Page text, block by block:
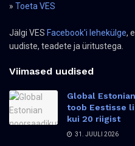
» Toeta VES
Jälgi VES Facebook'i lehekülge,
uudiste, teadete ja üritustega.
Viimased uudised
Global
toob Eestisse
kui 20 riigist
31. JUULI 2026